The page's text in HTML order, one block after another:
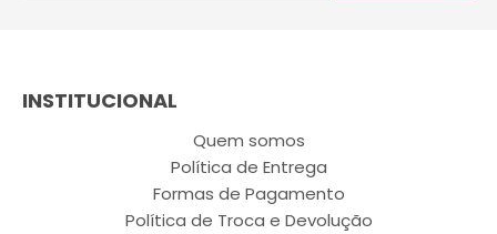
INSTITUCIONAL
Quem somos
Política de Entrega
Formas de Pagamento
Política de Troca e Devolução